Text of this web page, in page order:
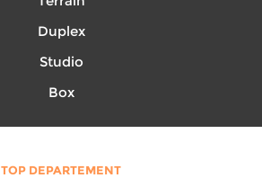
Duplex
Studio
Box
TOP DEPARTEMENT